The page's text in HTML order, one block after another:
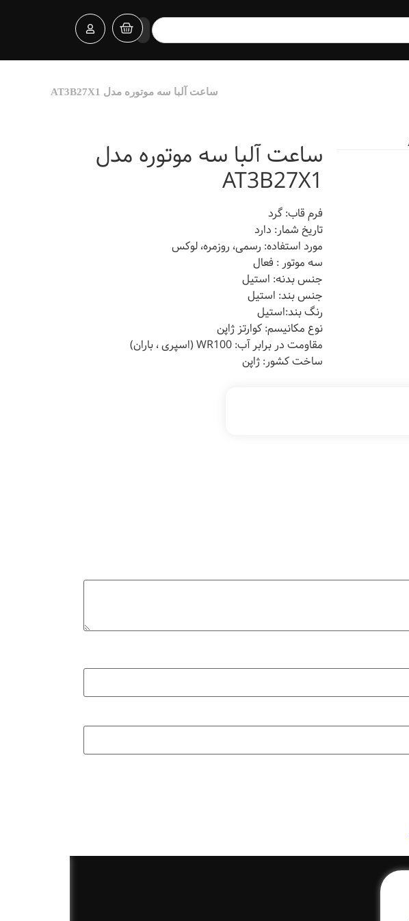
ساعت آلبا سه موتوره مدل AT3B27X1
ساعت آلبا سه موتوره مدل
AT3B27X1
فرم قاب: گرد
تاریخ شمار: دارد
مورد استفاده: رسمی، روزمره، لوکس
سه موتور : فعال
جنس بدنه: استیل
جنس بند: استیل
رنگ بند:استیل
نوع مکانیسم: کوارتز ژاپن
مقاومت در برابر آب: WR100 (اسپری ، باران)
ساخت کشور: ژاپن